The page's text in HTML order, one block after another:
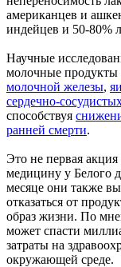
американцев и
индейцев и 50-80%
Научные
молочные продукты
молочной железы,
сердечно-
способствуя
ранней смерти.
Это не первая
медицину у Белого
месяце они также
отказаться от
образ жизни. По
может спасти
затраты на
окружающей среде.